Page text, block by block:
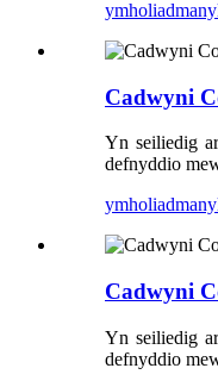
ymholiad
Cadwyni
Yn seiliedig
defnyddio
ymholiad
Cadwyni
Yn seiliedig
defnyddio